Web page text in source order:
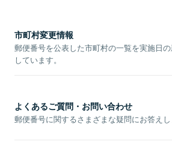
市町村変更情報
郵便番号を公表した市町村の一覧を実施日
しています。
よくあるご質問・お問い合わせ
郵便番号に関するさまざまな疑問にお答えし